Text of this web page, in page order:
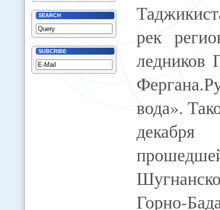
SEARCH
SUBCRIBE
рек
ледников
вода».
Горно-